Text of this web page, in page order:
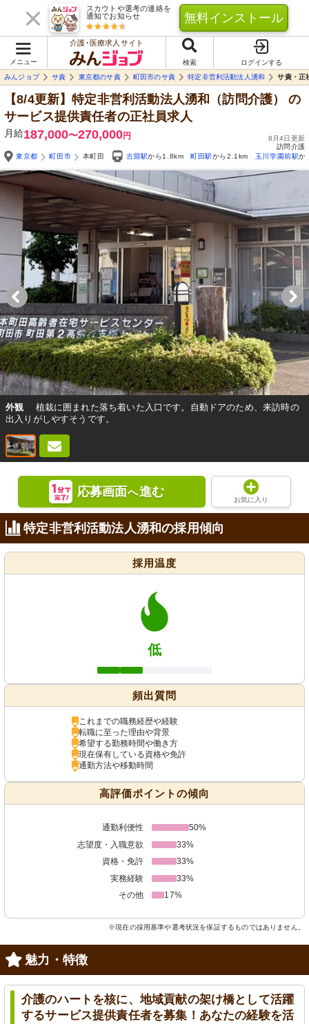
スカウトや選考の連絡を
通知でお知らせ
無料インストール
メニュー
介護･医療求人サイト
検索
ログインする
みんジョブ
サ責 東京都のサ責 町田市のサ責 特定非営利活動法人湧和 サ責・正
【8/4更新】特定非営利活動法人湧和（訪問介護）
の
サービス提供責任者の正社員求人
月給187,000〜270,000円
8月4日更新
訪問介護
東京都
町田市 本町田 古淵駅から1.8km 町田駅から2.1km 玉川学園前駅か
外観
植栽に囲まれた落ち着いた入口です。自動ドアのため、来訪時の
出入りがしやすそうです。
応募画面へ進む
お気に入り
特定非営利活動法人湧和の採用傾向
採用温度
低
頻出質問
これまでの職務経歴や経験
転職に至った理由や背景
希望する勤務時間や働き方
現在保有している資格や免許
通勤方法や移動時間
高評価ポイントの傾向
通勤利便性
50%
志望度・入職意欲
33%
資格・免許
33%
実務経験
33%
その他
17%
※現在の採用基準や選考状況を保証するものではありません。
魅力・特徴
介護のハートを核に、地域貢献の架け橋として活躍
するサービス提供責任者を募集！あなたの経験を活